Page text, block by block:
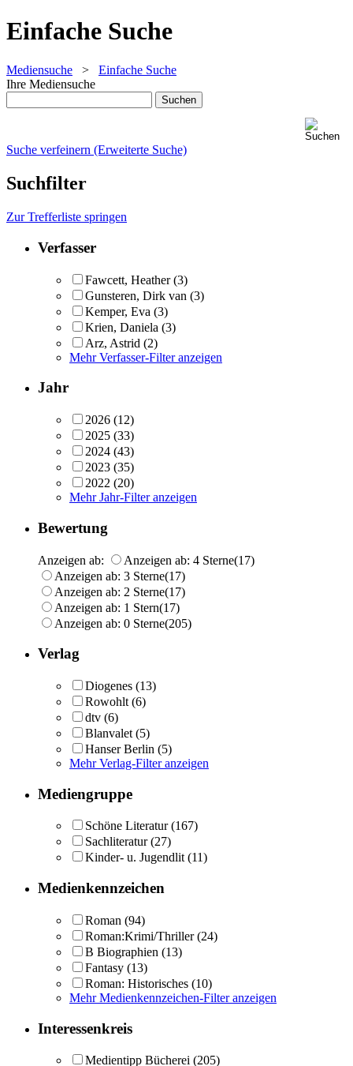
Einfache Suche
Mediensuche > Einfache Suche
Ihre Mediensuche
Suche verfeinern (Erweiterte Suche)
Suchfilter
Zur Trefferliste springen
Verfasser
Fawcett, Heather (3)
Gunsteren, Dirk van (3)
Kemper, Eva (3)
Krien, Daniela (3)
Arz, Astrid (2)
Mehr Verfasser-Filter anzeigen
Jahr
2026 (12)
2025 (33)
2024 (43)
2023 (35)
2022 (20)
Mehr Jahr-Filter anzeigen
Bewertung
Anzeigen ab: Anzeigen ab: 4 Sterne(17)
Anzeigen ab: 3 Sterne(17)
Anzeigen ab: 2 Sterne(17)
Anzeigen ab: 1 Stern(17)
Anzeigen ab: 0 Sterne(205)
Verlag
Diogenes (13)
Rowohlt (6)
dtv (6)
Blanvalet (5)
Hanser Berlin (5)
Mehr Verlag-Filter anzeigen
Mediengruppe
Schöne Literatur (167)
Sachliteratur (27)
Kinder- u. Jugendlit (11)
Medienkennzeichen
Roman (94)
Roman:Krimi/Thriller (24)
B Biographien (13)
Fantasy (13)
Roman: Historisches (10)
Mehr Medienkennzeichen-Filter anzeigen
Interessenkreis
Medientipp Bücherei (205)